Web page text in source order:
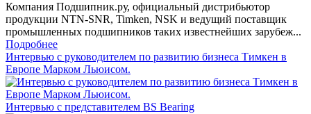
Компания Подшипник.ру, официальный дистрибьютор
продукции NTN-SNR, Timken, NSK и ведущий поставщик
промышленных подшипников таких известнейших зарубеж...
Подробнее
Интервью с руководителем по развитию бизнеса Тимкен в
Европе Марком Льюисом.
Интервью с представителем BS Bearing